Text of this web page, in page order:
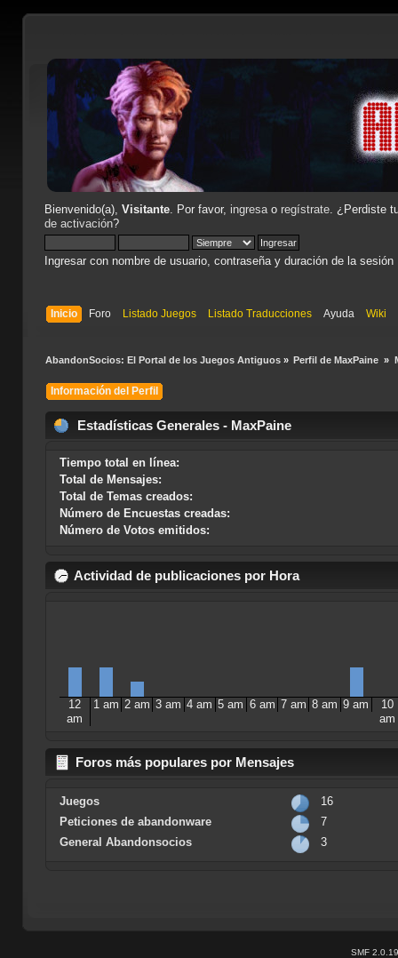
Bienvenido(a), Visitante. Por favor, ingresao regístrate. ¿Perdiste
de activación?
Ingresar con nombre de usuario, contraseña y duración de la sesión
Inicio Foro Listado Juegos Listado Traducciones Ayuda Wiki
AbandonSocios: El Portal de los Juegos Antiguos» Perfil de MaxPaine »
Información del Perfil
Estadísticas Generales - MaxPaine
Tiempo total en línea:
Total de Mensajes:
Total de Temas creados:
Número de Encuestas creadas:
Número de Votos emitidos:
Actividad de publicaciones por Hora
12
am
1 am 2 am 3 am 4 am 5 am 6 am 7 am 8 am 9 am
10
am
Foros más populares por Mensajes
Juegos
16
Peticiones de abandonware
7
General Abandonsocios
3
SMF 2.0.19